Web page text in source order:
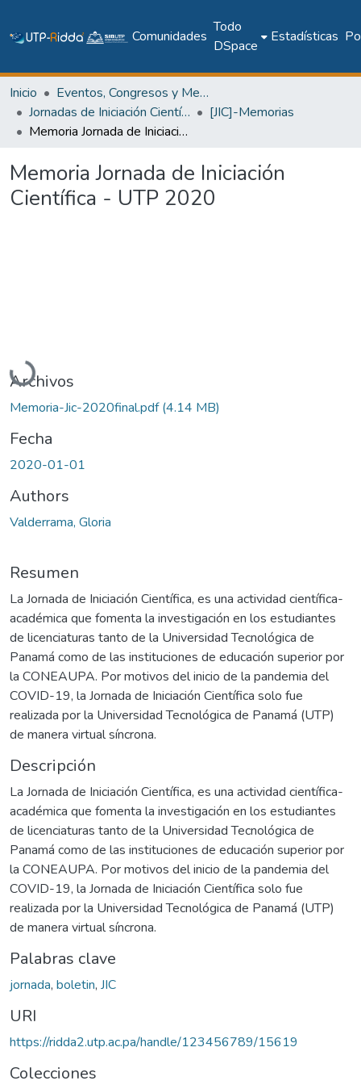
Comunidades
Todo
DSpace
Estadísticas
Inicio
Eventos, Congresos y Memorias Académicas
Jornadas de Iniciación Científica
[JIC]-Memorias
Memoria Jornada de Iniciación Científica - UTP 2020
Memoria Jornada de Iniciación
Científica - UTP 2020
Cargando...
Archivos
Memoria-Jic-2020final.pdf(4.14 MB)
Fecha
2020-01-01
Authors
Valderrama, Gloria
Resumen
La Jornada de Iniciación Científica, es una actividad científica-
académica que fomenta la investigación en los estudiantes
de licenciaturas tanto de la Universidad Tecnológica de
Panamá como de las instituciones de educación superior por
la CONEAUPA. Por motivos del inicio de la pandemia del
COVID-19, la Jornada de Iniciación Científica solo fue
realizada por la Universidad Tecnológica de Panamá (UTP)
de manera virtual síncrona.
Descripción
La Jornada de Iniciación Científica, es una actividad científica-
académica que fomenta la investigación en los estudiantes
de licenciaturas tanto de la Universidad Tecnológica de
Panamá como de las instituciones de educación superior por
la CONEAUPA. Por motivos del inicio de la pandemia del
COVID-19, la Jornada de Iniciación Científica solo fue
realizada por la Universidad Tecnológica de Panamá (UTP)
de manera virtual síncrona.
Palabras clave
jornada, boletin, JIC
URI
https://ridda2.utp.ac.pa/handle/123456789/15619
Colecciones